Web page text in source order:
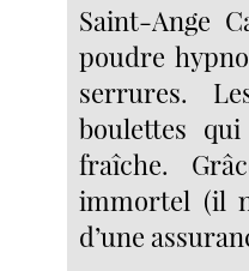
Saint-Ange
poudre
serrures.
boulettes
fraîche.
immortel (il
d’une